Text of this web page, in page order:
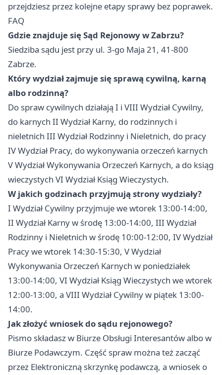
przejdziesz przez kolejne etapy sprawy bez poprawek.
FAQ
Gdzie znajduje się Sąd Rejonowy w Zabrzu?
Siedziba sądu jest przy ul. 3-go Maja 21, 41-800
Zabrze.
Który wydział zajmuje się sprawą cywilną, karną
albo rodzinną?
Do spraw cywilnych działają I i VIII Wydział Cywilny,
do karnych II Wydział Karny, do rodzinnych i
nieletnich III Wydział Rodzinny i Nieletnich, do pracy
IV Wydział Pracy, do wykonywania orzeczeń karnych
V Wydział Wykonywania Orzeczeń Karnych, a do ksiąg
wieczystych VI Wydział Ksiąg Wieczystych.
W jakich godzinach przyjmują strony wydziały?
I Wydział Cywilny przyjmuje we wtorek 13:00-14:00,
II Wydział Karny w środę 13:00-14:00, III Wydział
Rodzinny i Nieletnich w środę 10:00-12:00, IV Wydział
Pracy we wtorek 14:30-15:30, V Wydział
Wykonywania Orzeczeń Karnych w poniedziałek
13:00-14:00, VI Wydział Ksiąg Wieczystych we wtorek
12:00-13:00, a VIII Wydział Cywilny w piątek 13:00-
14:00.
Jak złożyć wniosek do sądu rejonowego?
Pismo składasz w Biurze Obsługi Interesantów albo w
Biurze Podawczym. Część spraw można też zacząć
przez Elektroniczną skrzynkę podawczą, a wniosek o